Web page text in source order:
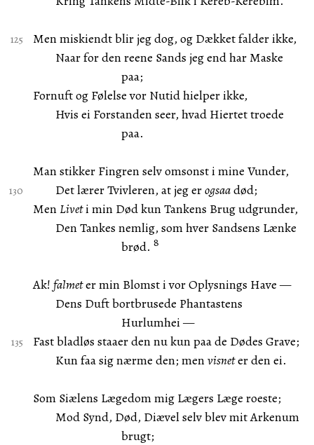
Men miskiendt blir jeg dog, og Dækket falder ikke,
Naar for den reene Sands jeg end har Maske
paa;
Fornuft og Følelse vor Nutid hielper ikke,
Hvis ei Forstanden seer, hvad Hiertet troede
paa.
Man stikker Fingren selv omsonst i mine Vunder,
Det lærer Tvivleren, at jeg erogsaadød;
MenLiveti min Død kun Tankens Brug udgrunder,
Den Tankes nemlig, som hver Sandsens Lænke
brød. 8
Ak! falmeter min Blomst i vor Oplysnings Have —
Dens Duft bortbrusede Phantastens
Hurlumhei —
Fast bladløs staaer den nu kun paa de Dødes Grave;
Kun faa sig nærme den; menvisneter den ei.
Som Siælens Lægedom mig Lægers Læge roeste;
Mod Synd, Død, Diævel selv blev mit Arkenum
brugt;